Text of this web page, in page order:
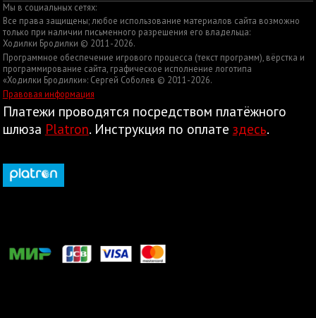
Мы в социальных сетях:
Все права защищены; любое использование материалов сайта возможно
только при наличии письменного разрешения его владельца:
Ходилки Бродилки © 2011-2026.
Программное обеспечение игрового процесса (текст программ), вёрстка и
программирование сайта, графическое исполнение логотипа
«Ходилки Бродилки»: Сергей Соболев © 2011-2026.
Правовая информация
Платежи проводятся посредством платёжного
шлюза Platron. Инструкция по оплате здесь.